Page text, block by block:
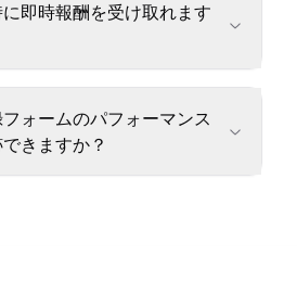
即時報酬を受け取れます
ォームのパフォーマンス
きますか？